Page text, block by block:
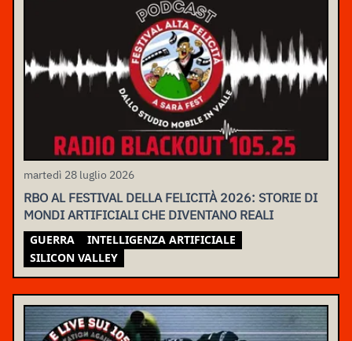
martedì 28 luglio 2026
RBO AL FESTIVAL DELLA FELICITÀ 2026: STORIE DI
MONDI ARTIFICIALI CHE DIVENTANO REALI
GUERRA
INTELLIGENZA ARTIFICIALE
SILICON VALLEY